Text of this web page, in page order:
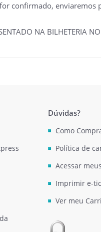
confirmado, enviaremos
NA BILHETERIA
Dúvidas?
Como
Política de
Acessar
Imprimir e-
Ver meu